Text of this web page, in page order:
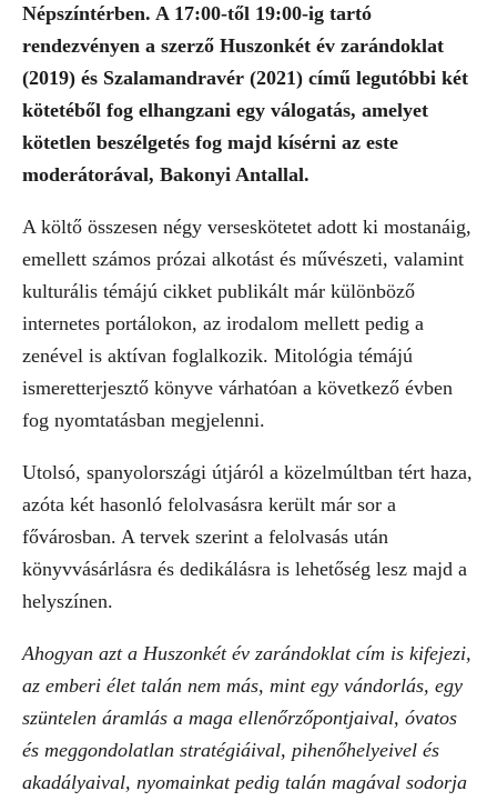
Népszíntérben. A 17:00-től 19:00-ig tartó
rendezvényen a szerző Huszonkét év zarándoklat
(2019) és Szalamandravér (2021) című legutóbbi két
kötetéből fog elhangzani egy válogatás, amelyet
kötetlen beszélgetés fog majd kísérni az este
moderátorával, Bakonyi Antallal.
A költő összesen négy verseskötetet adott ki mostanáig,
emellett számos prózai alkotást és művészeti, valamint
kulturális témájú cikket publikált már különböző
internetes portálokon, az irodalom mellett pedig a
zenével is aktívan foglalkozik. Mitológia témájú
ismeretterjesztő könyve várhatóan a következő évben
fog nyomtatásban megjelenni.
Utolsó, spanyolországi útjáról a közelmúltban tért haza,
azóta két hasonló felolvasásra került már sor a
fővárosban. A tervek szerint a felolvasás után
könyvvásárlásra és dedikálásra is lehetőség lesz majd a
helyszínen.
Ahogyan azt a Huszonkét év zarándoklat cím is kifejezi,
az emberi élet talán nem más, mint egy vándorlás, egy
szüntelen áramlás a maga ellenőrzőpontjaival, óvatos
és meggondolatlan stratégiáival, pihenőhelyeivel és
akadályaival, nyomainkat pedig talán magával sodorja